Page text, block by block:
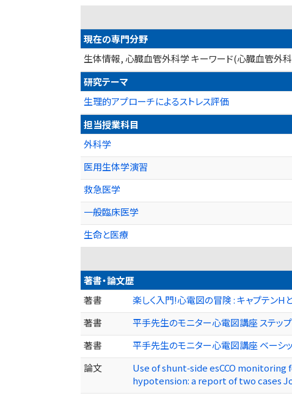
現在の専門分野
生体情報, 心臓血管外科学 キーワード(心臓血管外科
研究テーマ
生理的アプローチによるストレス評価
担当授業科目
外科学
医用生体学演習
救急医学
一般臨床医学
生命と医療
著書・論文歴
著書
楽しく入門!心電図の冒険 : キャプテンH
著書
平手先生のモニター心電図講座 ステッ
著書
平手先生のモニター心電図講座 ベーシ
論文
Use of shunt‑side esCCO
hypotension: a report of two cases